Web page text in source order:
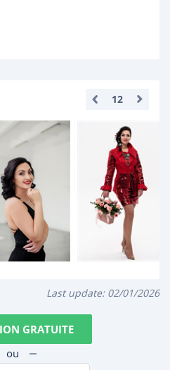
12
Last update: 02/01/2026
GRATUITE
ou